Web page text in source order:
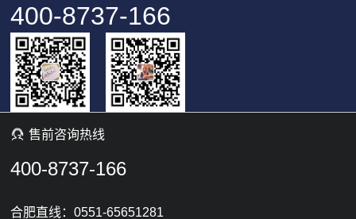
400-8737-166
售前咨询热线
400-8737-166
合肥直线：0551-65651281